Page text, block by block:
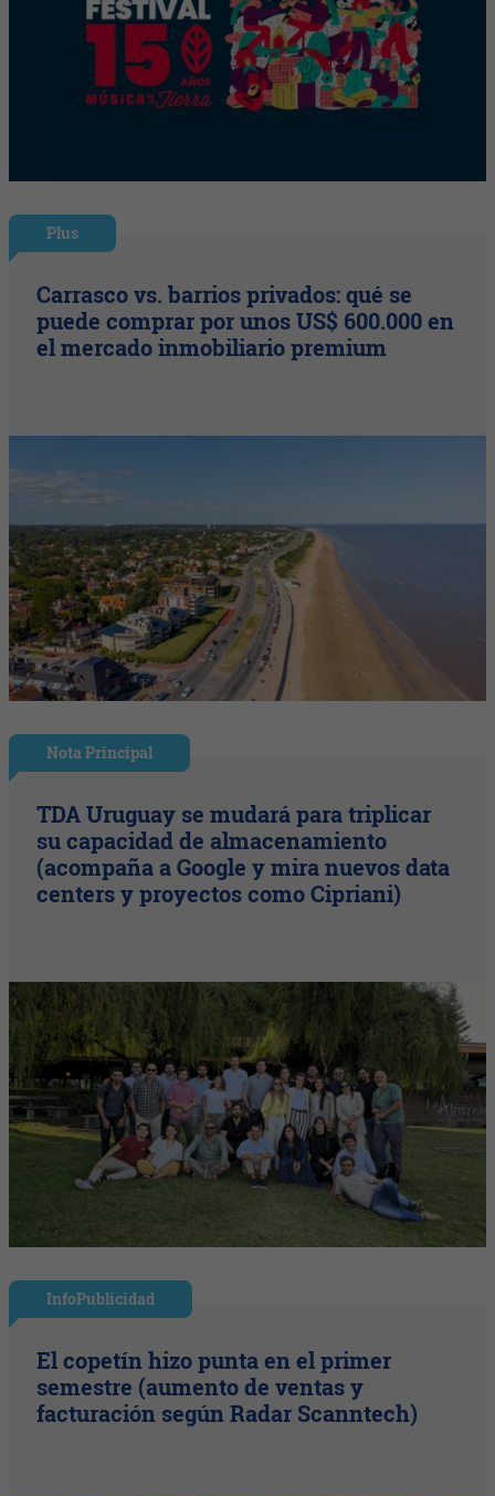
Plus
Carrasco vs. barrios privados: qué se
puede comprar por unos US$ 600.000 en
el mercado inmobiliario premium
Nota Principal
TDA Uruguay se mudará para triplicar
su capacidad de almacenamiento
(acompaña a Google y mira nuevos data
centers y proyectos como Cipriani)
InfoPublicidad
El copetín hizo punta en el primer
semestre (aumento de ventas y
facturación según Radar Scanntech)